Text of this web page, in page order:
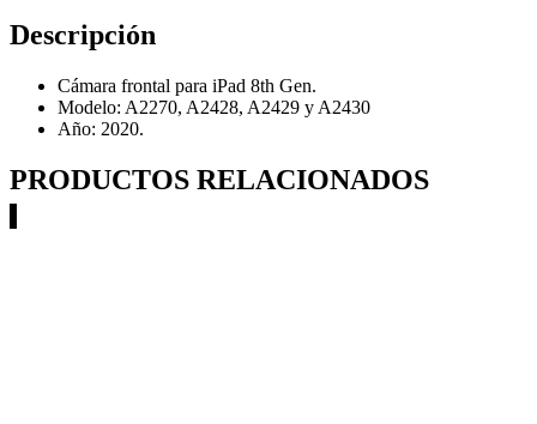
Descripción
Cámara frontal para iPad 8th Gen.
Modelo: A2270, A2428, A2429 y A2430
Año: 2020.
PRODUCTOS RELACIONADOS